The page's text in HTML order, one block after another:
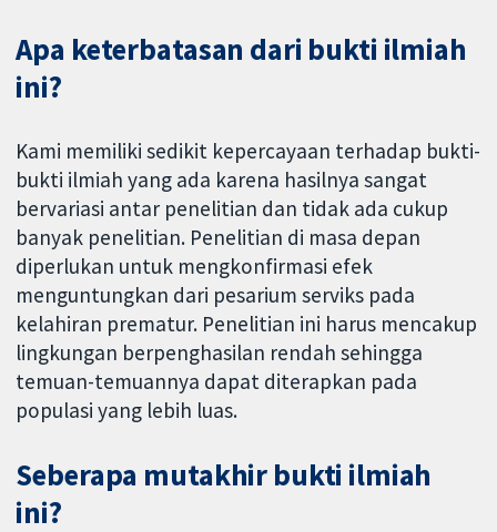
Apa keterbatasan dari bukti ilmiah
ini?
Kami memiliki sedikit kepercayaan terhadap bukti-
bukti ilmiah yang ada karena hasilnya sangat
bervariasi antar penelitian dan tidak ada cukup
banyak penelitian. Penelitian di masa depan
diperlukan untuk mengkonfirmasi efek
menguntungkan dari pesarium serviks pada
kelahiran prematur. Penelitian ini harus mencakup
lingkungan berpenghasilan rendah sehingga
temuan-temuannya dapat diterapkan pada
populasi yang lebih luas.
Seberapa mutakhir bukti ilmiah
ini?